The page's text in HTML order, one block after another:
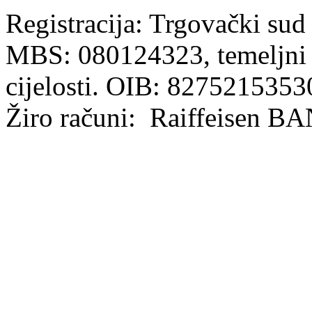
Registracija: Trgovački
MBS: 080124323,
cijelosti. OIB:
Žiro računi: Raiffeisen